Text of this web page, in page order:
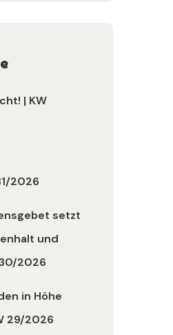
| KW
2026
setzt
und
2026
in Höhe
29/2026